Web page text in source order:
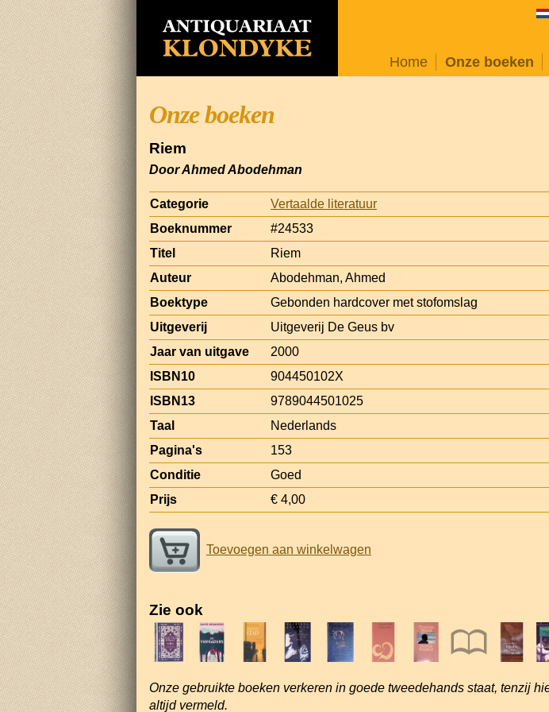
Home Onze boeken
Onze boeken
Riem
Door Ahmed Abodehman
Categorie
Vertaalde literatuur
Boeknummer
#24533
Titel
Riem
Auteur
Abodehman, Ahmed
Boektype
Gebonden hardcover met stofomslag
Uitgeverij
Uitgeverij De Geus bv
Jaar van uitgave
2000
ISBN10
904450102X
ISBN13
9789044501025
Taal
Nederlands
Pagina's
153
Conditie
Goed
Prijs
€ 4,00
Toevoegen aan winkelwagen
Zie ook
Onze gebruikte boeken verkeren in goede tweedehands staat, tenzij
altijd vermeld.